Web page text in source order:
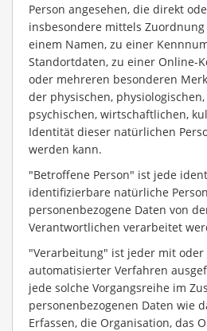
Person angesehen, die direkt
insbesondere mittels
einem Namen, zu einer
Standortdaten, zu einer Online-
oder mehreren besonderen
der physischen,
psychischen, wirtschaftlichen,
Identität dieser natürlichen
werden kann.
"Betroffene Person" ist jede
identifizierbare natürliche
personenbezogene Daten von
Verantwortlichen verarbeitet
"Verarbeitung" ist jeder mit oder
automatisierter Verfahren
jede solche Vorgangsreihe im
personenbezogenen Daten wie
Erfassen, die Organisation, das